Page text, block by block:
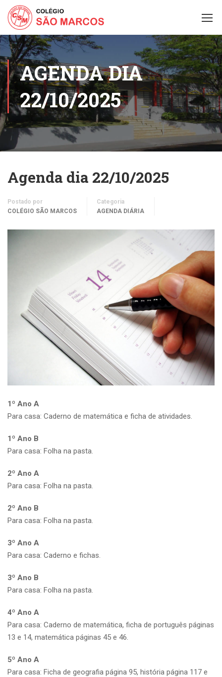
AGENDA DIA
22/10/2025
Agenda dia 22/10/2025
Postado por
COLÉGIO SÃO MARCOS
Categoria
AGENDA DIÁRIA
1º Ano A
Para casa: Caderno de matemática e ficha de atividades.
1º Ano B
Para casa: Folha na pasta.
2º Ano A
Para casa: Folha na pasta.
2º Ano B
Para casa: Folha na pasta.
3º Ano A
Para casa: Caderno e fichas.
3º Ano B
Para casa: Folha na pasta.
4º Ano A
Para casa: Caderno de matemática, ficha de português páginas
13 e 14, matemática páginas 45 e 46.
5º Ano A
Para casa: Ficha de geografia página 95, história página 117 e